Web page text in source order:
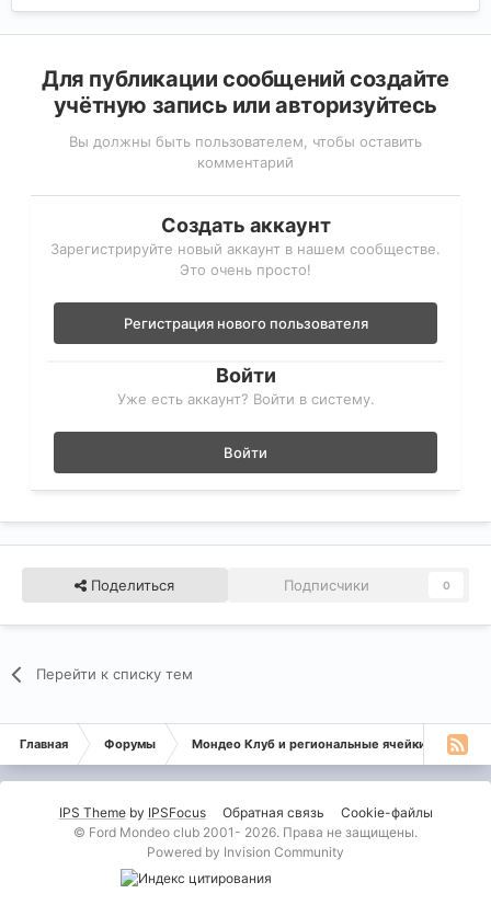
Для публикации сообщений создайте
учётную запись или авторизуйтесь
Вы должны быть пользователем, чтобы оставить
комментарий
Создать аккаунт
Зарегистрируйте новый аккаунт в нашем сообществе.
Это очень просто!
Регистрация нового пользователя
Войти
Уже есть аккаунт? Войти в систему.
Войти
Поделиться Подписчики 0
Перейти к списку тем
Главная Форумы Мондео Клуб и региональные ячейки
IPS Themeby IPSFocus Обратная связь
Cookie-файлы
© Ford Mondeo club 2001- 2026. Права не защищены.
Powered by Invision Community